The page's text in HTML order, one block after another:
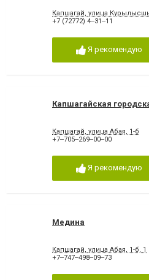
Капшагай, улица
+7 (72772) 4‒31‒11
Я рекомендую
Капшагайская
Капшагай, улица Абая, 1-б
+7‒705‒269‒00‒00
Я рекомендую
Медина
Капшагай, улица Абая, 1-б, 1
+7‒747‒498‒09‒73